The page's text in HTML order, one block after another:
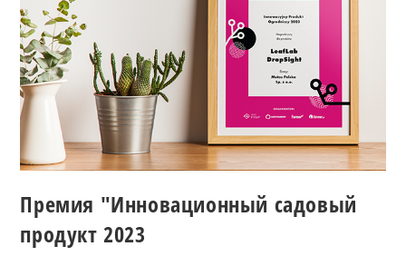
Премия "Инновационный садовый
продукт 2023